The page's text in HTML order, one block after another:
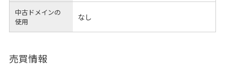
中古ドメインの
使用
なし
売買情報